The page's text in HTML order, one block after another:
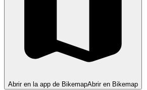
Abrir en la app de BikemapAbrir en Bikemap